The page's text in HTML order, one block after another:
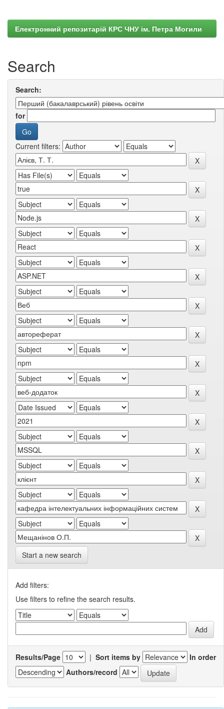
Електронний репозитарій КРС ЧНУ ім. Петра Могили
Search
Search:
for
Current filters:
Start a new search
Add filters:
Use filters to refine the search results.
Results/Page | Sort items by
In order
Authors/record